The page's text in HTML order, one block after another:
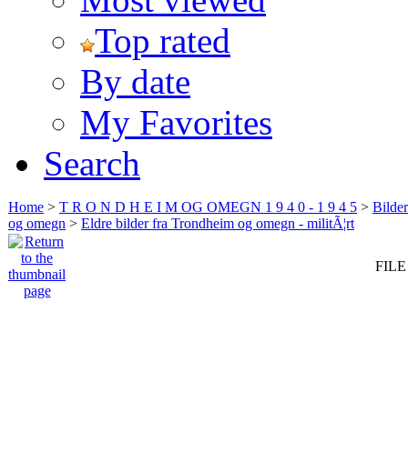
Top rated
By date
My Favorites
Search
Home > T R O N D H E I M OG OMEGN 1 9 4 0 - 1 9 4 5 >
og omegn > Eldre bilder fra Trondheim og omegn - militÃ¦rt
FILE